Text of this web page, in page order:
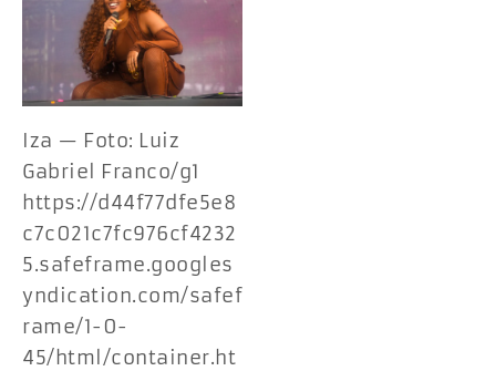
Iza — Foto: Luiz
Gabriel Franco/g1
https://d44f77dfe5e8
c7c021c7fc976cf4232
5.safeframe.googles
yndication.com/safef
rame/1-0-
45/html/container.ht